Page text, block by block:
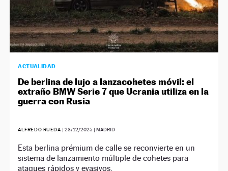
ACTUALIDAD
De berlina de lujo a lanzacohetes móvil: el
extraño BMW Serie 7 que Ucrania utiliza en la
guerra con Rusia
ALFREDO RUEDA |23/12/2025 | MADRID
Esta berlina prémium de calle se reconvierte en un
sistema de lanzamiento múltiple de cohetes para
ataques rápidos y evasivos.